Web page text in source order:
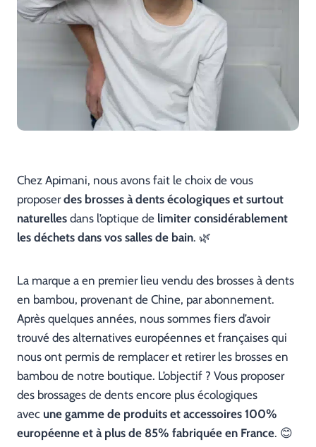
Chez Apimani, nous avons fait le choix de vous
proposerdes brosses à dents écologiques et surtout
naturelles dans l’optique de limiter considérablement
les déchets dans vos salles de bain. 🌿
La marque a en premier lieu vendu des brosses à dents
en bambou, provenant de Chine, par abonnement.
Après quelques années, nous sommes fiers d’avoir
trouvé des alternatives européennes et françaises qui
nous ont permis de remplacer et retirer les brosses en
bambou de notre boutique. L’objectif ? Vous proposer
des brossages de dents encore plus écologiques
avec une gamme de produits et accessoires 100%
européenne et à plus de 85% fabriquée en France. 😊